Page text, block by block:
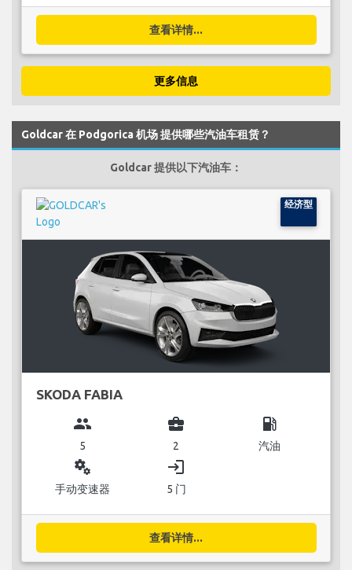
查看详情...
更多信息
Goldcar 在 Podgorica 机场 提供哪些汽油车租赁？
Goldcar 提供以下汽油车：
经济型
SKODA FABIA
group
5
business_center
2
local_gas_station
汽油
miscellaneous_services
手动变速器
login
5 门
查看详情...